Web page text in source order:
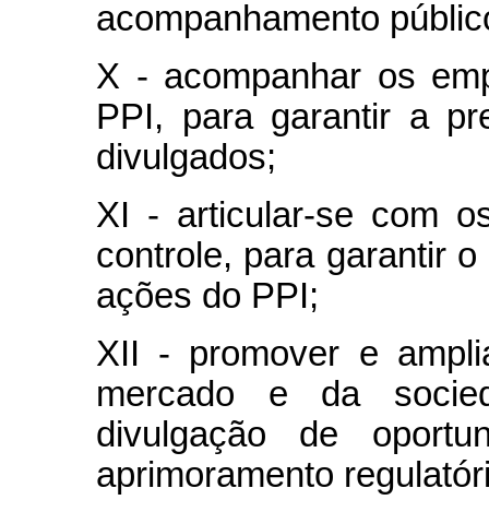
acompanhamento
X - acompanhar os
PPI, para garantir a
divulgados;
XI - articular-se com
controle, para garantir
ações do PPI;
XII - promover e
mercado e da
divulgação de
aprimoramento